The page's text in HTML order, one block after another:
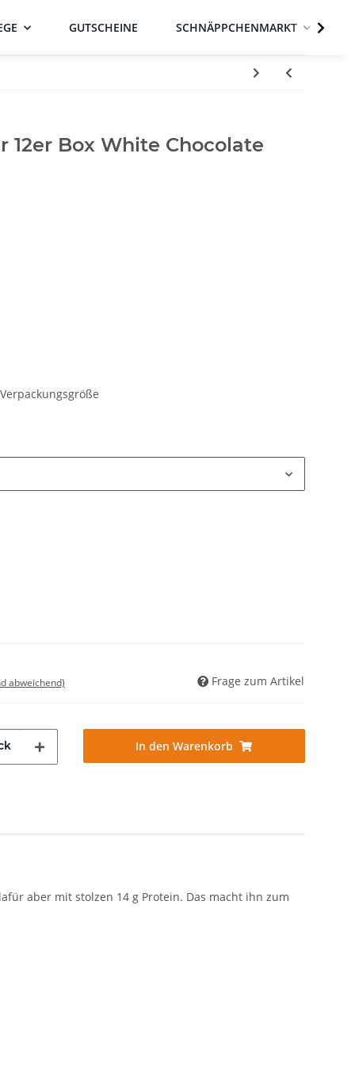
GUTSCHEINE SCHNÄPPCHENMARKT
12er Box White Chocolate
abweichend) Frage zum Artikel
In den Warenkorb
aber mit stolzen 14 g Protein. Das macht ihn zum